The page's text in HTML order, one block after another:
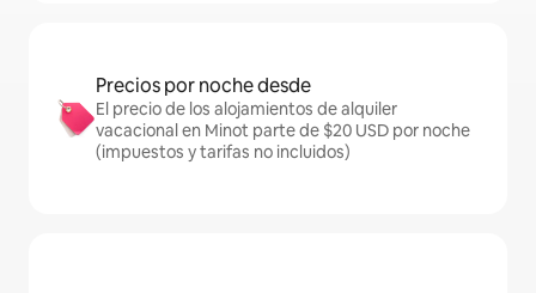
Precios por noche desde
El precio de los alojamientos de alquiler
vacacional en Minot parte de $20 USD por noche
(impuestos y tarifas no incluidos)